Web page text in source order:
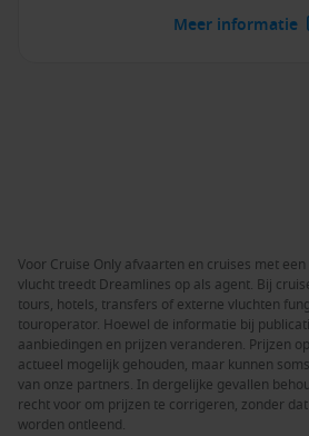
Meer informatie
Voor Cruise Only afvaarten en cruises met
vlucht treedt Dreamlines op als agent. Bij
tours, hotels, transfers of externe vluchten
touroperator. Hoewel de informatie bij
aanbiedingen en prijzen veranderen. Prijzen
actueel mogelijk gehouden, maar kunnen
van onze partners. In dergelijke gevallen
recht voor om prijzen te corrigeren, zonder
worden ontleend.